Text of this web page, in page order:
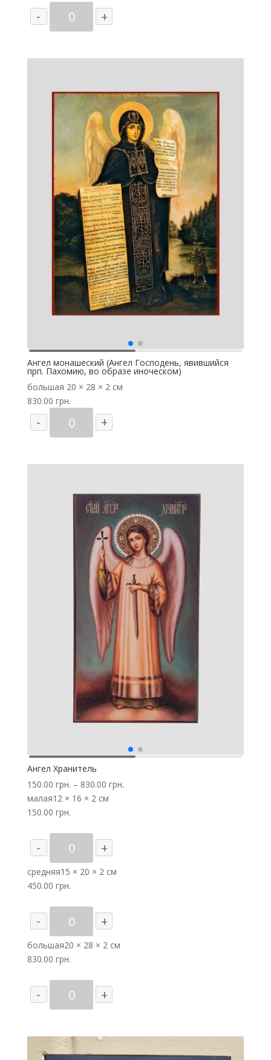
-
Количество
товара
+
Ангел монашеский (Ангел Господень, явившийся
прп. Пахомию, во образе иноческом)
большая 20 × 28 × 2 см
830.00 грн.
-
Количество
товара
явившийся
иноческом)
+
Ангел Хранитель
150.00 грн. – 830.00 грн.
малая12 × 16 × 2 см
150.00 грн.
-
Количество
товара
Ангел
Хранитель
+
средняя15 × 20 × 2 см
450.00 грн.
-
Количество
товара
Ангел
Хранитель
+
большая20 × 28 × 2 см
830.00 грн.
-
Количество
товара
+